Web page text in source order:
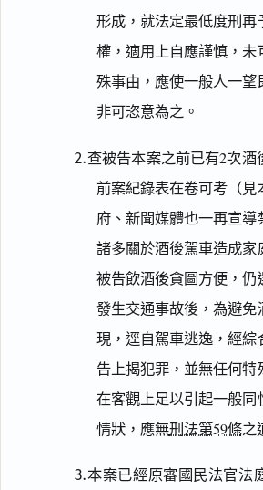
形成，就法定最低度刑
權，適用上自應謹慎，
殊事由，應使一般人一望
非可恣意為之。
⒉查被告本案之前已有2次酒
前案紀錄表在卷可考（見
府、新聞媒體也一再宣
諸多關於酒後駕車造成家
被告飲酒後貪圖方便，
發生交通事故後，為避
現，逕自駕車逃逸，經
告上揭犯罪，並無任何
在客觀上足以引起一般
情狀，應無刑法第59條之
⒊本案已經原審國民法官法